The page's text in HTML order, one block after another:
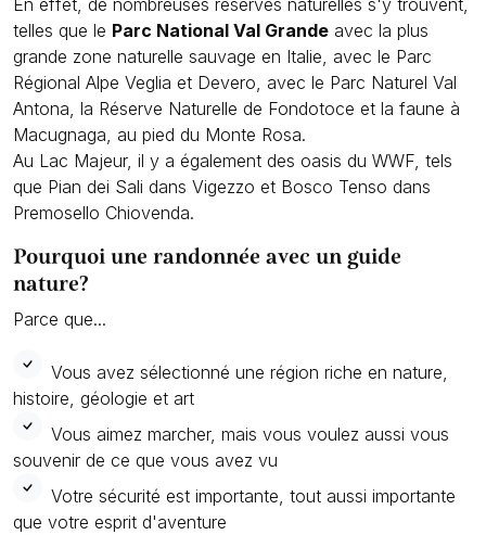
En effet, de nombreuses réserves naturelles s'y trouvent,
telles que le Parc National Val Grande avec la plus
grande zone naturelle sauvage en Italie, avec le Parc
Régional Alpe Veglia et Devero, avec le Parc Naturel Val
Antona, la Réserve Naturelle de Fondotoce et la faune à
Macugnaga, au pied du Monte Rosa.
Au Lac Majeur, il y a également des oasis du WWF, tels
que Pian dei Sali dans Vigezzo et Bosco Tenso dans
Premosello Chiovenda.
Pourquoi une randonnée avec un guide
nature?
Parce que...
Vous avez sélectionné une région riche en nature,
histoire, géologie et art
Vous aimez marcher, mais vous voulez aussi vous
souvenir de ce que vous avez vu
Votre sécurité est importante, tout aussi importante
que votre esprit d'aventure